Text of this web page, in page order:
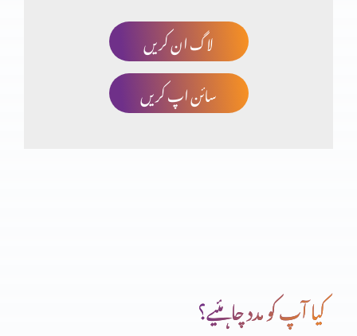
انسان کا اکیلا رہنا اچھا کیوں نہیں؟
نیک اور پاک لوگوں میں فرق ازروئے بائبل مقدس (حصہ 2)
الٰہی حکمت حکومت کے لیے ضروری کیوں ہے؟
لاگ ان کریں
سائن اپ کریں
کیا آپ کو مدد چاہئیے؟